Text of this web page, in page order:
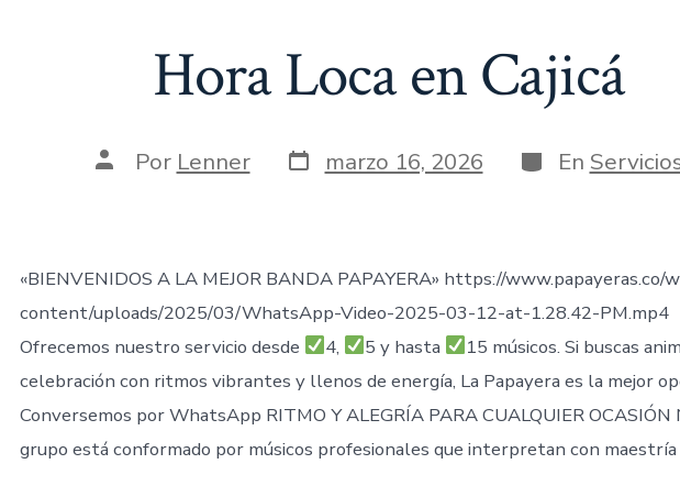
Hora Loca en Cajicá
AutorPor Lenner Fecha
de
marzo 16, 2026 Categorías
En
«BIENVENIDOS A LA MEJOR BANDA PAPAYERA» https://www.papayeras.co/
content/uploads/2025/03/WhatsApp-Video-2025-03-12-at-1.28.42-PM.mp4
Ofrecemos nuestro servicio desde
4, 5 y hasta
15 músicos. Si buscas
celebración con ritmos vibrantes y llenos de energía, La Papayera es la mejor
Conversemos por WhatsApp RITMO Y ALEGRÍA PARA CUALQUIER
grupo está conformado por músicos profesionales que interpretan con